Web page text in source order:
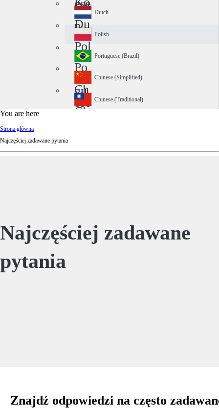
ese
rea
n
Du
tch
Dutch
Pol
ish
Polish
Po
rtu
gu
ese
Portuguese (Brazil)
Ch
ine
se
lifi
Chinese (Simplified)
Ch
Chinese (Traditional)
You are here
Strona główna
Najczęściej zadawane pytania
Najczęściej zadawane
pytania
Znajdź odpowiedzi na często